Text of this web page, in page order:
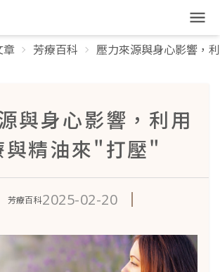
章 芳療百科 壓力來源與身心影響，
與身心影響，利用
與精油來"打壓"
芳療百科2025-02-20